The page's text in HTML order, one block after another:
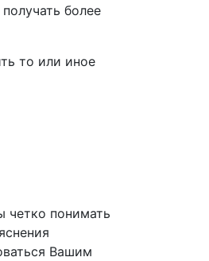
более
то или иное
четко понимать
Вашим